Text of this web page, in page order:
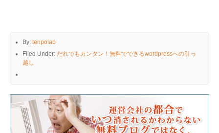
By: tenpolab
Filed Under: だれでもカンタン！無料でできるwordpressへの引っ
越し